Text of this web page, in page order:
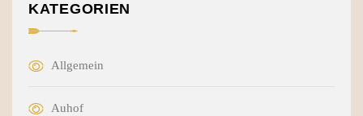
KATEGORIEN
Allgemein
Auhof